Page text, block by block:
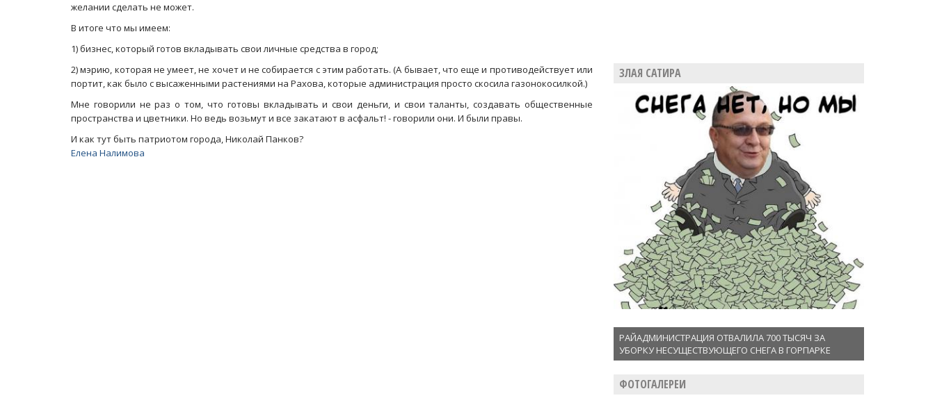
желании сделать не может.
В итоге что мы имеем:
1) бизнес, который готов вкладывать свои личные средства в город;
2) мэрию, которая не умеет, не хочет и не собирается с этим работать. (А бывает, что еще и противодействует или
портит, как было с высаженными растениями на Рахова, которые администрация просто скосила газонокосилкой.)
Мне говорили не раз о том, что готовы вкладывать и свои деньги, и свои таланты, создавать общественные
пространства и цветники. Но ведь возьмут и все закатают в асфальт! - говорили они. И были правы.
И как тут быть патриотом города, Николай Панков?
Елена Налимова
ЗЛАЯ САТИРА
РАЙАДМИНИСТРАЦИЯ ОТВАЛИЛА 700 ТЫСЯЧ ЗА
УБОРКУ НЕСУЩЕСТВУЮЩЕГО СНЕГА В ГОРПАРКЕ
ФОТОГАЛЕРЕИ